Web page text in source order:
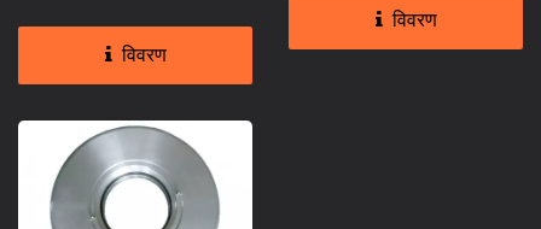
विवरण
विवरण